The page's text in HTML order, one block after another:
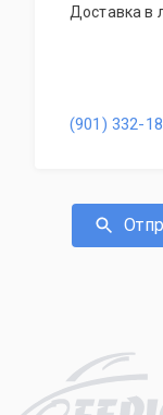
Доставка в
(901) 332-